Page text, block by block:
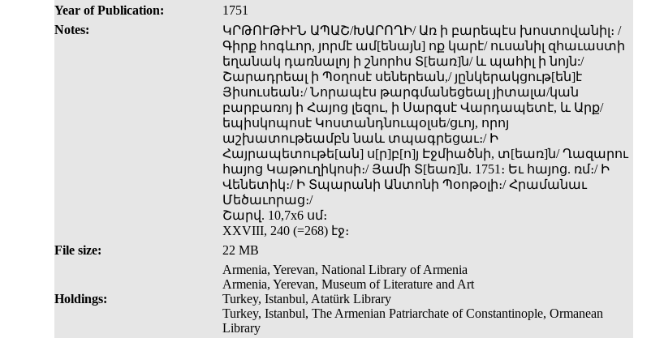
Year of Publication:
1751
Notes:
ԿՐԹՈՒԹԻՒՆ ԱՊԱՇ/ԽԱՐՈՂԻ/ Առ ի բարեպէս խոստովանիլ։ /
Գիրք հոգևոր, յորմէ ամ[ենայն] ոք կարէ/ ուսանիլ զհաւաստի
եղանակ դառնալոյ ի շնորհս Տ[եառ]ն/ և պահիլ ի նոյն:/
Շարադրեալ ի Պօղոսէ սեներեան,/ յընկերակցութ[են]է
Յիսուսեան։/ Նորապէս թարգմանեցեալ յիտալա/կան
բարբառոյ ի Հայոց լեզու, ի Սարգսէ Վարդապետէ, և Արք/
եպիսկոպոսէ Կոստանդնուպօլսե/ցւոյ, որոյ
աշխատութեամբն նաև տպագրեցաւ։/ Ի
Հայրապետութե[ան] ս[ր]բ[ո]յ Էջմիածնի, տ[եառ]ն/ Ղազարու
հայոց Կաթուղիկոսի։/ Յամի Տ[եառ]ն. 1751։ Եւ հայոց. ռմ։/ Ի
Վենետիկ։/ Ի Տպարանի Անտոնի Պօոթօլի։/ Հրամանաւ
Մեծաւորաց։/
Շարվ. 10,7x6 սմ։
XXVIII, 240 (=268) էջ։
File size:
22 MB
Holdings:
Armenia, Yerevan, National Library of Armenia
Armenia, Yerevan, Museum of Literature and Art
Turkey, Istanbul, Atatürk Library
Turkey, Istanbul, The Armenian Patriarchate of Constantinople, Ormanean
Library